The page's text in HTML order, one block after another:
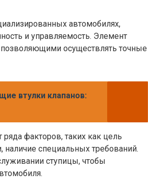
автомобилях,
и управляемость. Элемент
осуществлять точные
втулки клапанов:
факторов, таких как цель
наличие специальных требований.
ступицы, чтобы